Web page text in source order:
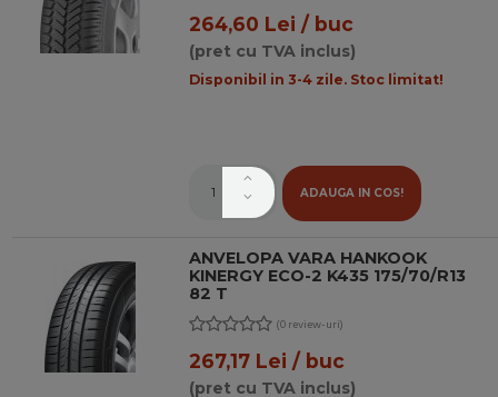
264,60 Lei / buc
(pret cu TVA inclus)
Disponibil in 3-4 zile. Stoc limitat!
ADAUGA IN COS!
ANVELOPA VARA HANKOOK
KINERGY ECO-2 K435 175/70/R13
82 T
(0 review-uri)
267,17 Lei / buc
(pret cu TVA inclus)